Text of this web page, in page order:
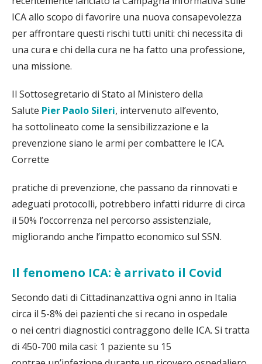
ICA allo scopo di favorire una nuova consapevolezza
per affrontare questi rischi tutti uniti: chi necessita di
una cura e chi della cura ne ha fatto una professione,
una missione.
Il Sottosegretario di Stato al Ministero della
Salute Pier Paolo Sileri, intervenuto all’evento,
ha sottolineato come la sensibilizzazione e la
prevenzione siano le armi per combattere le ICA.
Corrette
pratiche di prevenzione, che passano da rinnovati e
adeguati protocolli, potrebbero infatti ridurre di circa
il 50% l’occorrenza nel percorso assistenziale,
migliorando anche l’impatto economico sul SSN.
Il fenomeno ICA: è arrivato il Covid
Secondo dati di Cittadinanzattiva ogni anno in Italia
circa il 5-8% dei pazienti che si recano in ospedale
o nei centri diagnostici contraggono delle ICA. Si tratta
di 450-700 mila casi: 1 paziente su 15